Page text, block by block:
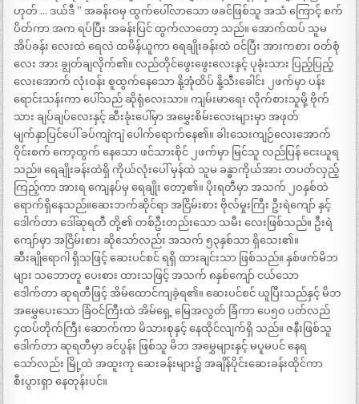
ဟုတ် … ဒယ်ဒီ ” အခန်းဝမှ ထွက်ပေါ်လာသော ဖခင်ဖြစ်သူ အသံ ကြောင့် စက်
ပိတ်ကာ အက ရပ်ပြီး အခန်းပြင် ထွက်လာတော့ သည်။ အောက်ထပ် သူမ
အိပ်ခန်း လေးထဲ ရေလဲ ထမိန်ယူကာ ရေချိုးခန်းထဲ ဝင်ပြီး အားကစား ဝတ်စုံ
လေး အား ချွတ်ချလိုက်၏။ လည်တိုင်ဖွေးဖွေးလေးနှင့် ပုခုံးသား ပြည့်ပြည့်
လေးအောက် လုံးဝန်း စူထွက်နေသော နို့အုံထိပ် နို့သီးခေါင်း ၂ဖက်မှာ ပန်း
ရောင်းသန်းကာ ပေါ်သည် ဆိုရုံလေးသာ။ ကျမ်းမာရေး လိုက်စားသူမို့ ဗိုက်
သား ချပ်ချပ်လေးနှင့် ဆီးခုံးပေါ်မှာ အမွှေးစိမ်းလေးများမှာ အဖုတ်
မျက်နှာပြင်ပေါ် ခပ်ကျဲကျဲ ပေါက်ရောက်နေ၏။ ခါးသေးကျဉ်လေးအောက်
ဝိုင်းစက် ကော့ထွက် နေသော ဖင်သားစိုင် ၂ဖက်မှာ မြင်သူ လည်ပြန် ငေးယူရ
သည်။ ရေချိုးခန်းထဲရှိ ကိုယ်လုံးပေါ် မှန်ထဲ သူမ ခန္ဓာကိုယ်အား တပတ်လှည့်
ကြည့်ကာ အားရ ကျေနပ်မှ ရေချိုး တော့၏။ ပိုးရတီမှာ အသက် ၂ဝနှစ်ထဲ
ရောက်ရှိနေသည်။ဆေးဘက်ဆိုင်ရာ အငြိမ်းစား ဗိုလ်မှုးကြီး ဦးရဲကျော် နှင့်
ဒေါက်တာ ဒေါ်ဆုရတီ တို့၏ တစ်ဦးတည်းသော သမီး လေးဖြစ်သည်။ ဦးရဲ
ကျော်မှာ အငြိမ်းစား ဆိုသော်လည်း အသက် ၅၃နှစ်သာ ရှိသေး၏။
ဆီးချိုရောဂါ ရှိသဖြင့် ဆေးပင်စင် ရရှိ ထားချင်းသာ ဖြစ်သည်။ နှစ်ဖက်မိဘ
များ သဘောတူ ပေးစား ထားသဖြင့် အသက် ၈နှစ်ကျော် ငယ်သော
ဒေါက်တာ ဆုရတီဖြင့် အိမ်ထောင်ကျခဲ့ရ၏။ ဆေးပင်စင် ယူပြီးသည်နှင့် မိဘ
အမွှေပေးသော ခြံဝင်ကြီးထဲ အိမ်ရှေ့ မြေအလွတ် ခြံကာ ပေ၅ဝ ပတ်လည်
၄ထပ်တိုက်ကြီး ဆောက်ကာ မိသားစုနှင့် နေထိုင်လျက်ရှိ သည်။ ဇနီးဖြစ်သူ
ဒေါက်တာ ဆုရတီမှာ ခင်ပွန်း ဖြစ်သူ မိဘ အမွှေများနှင့် မပူမပင် နေရ
သော်လည်း မြို့ထဲ အထူးကု ဆေးခန်းများ၌ အချိန်ပိုင်းဆေးခန်းထိုင်ကာ
စီးပွားရှာ နေတုန်းပင်။